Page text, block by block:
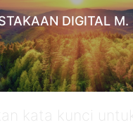
DIGITAL M.